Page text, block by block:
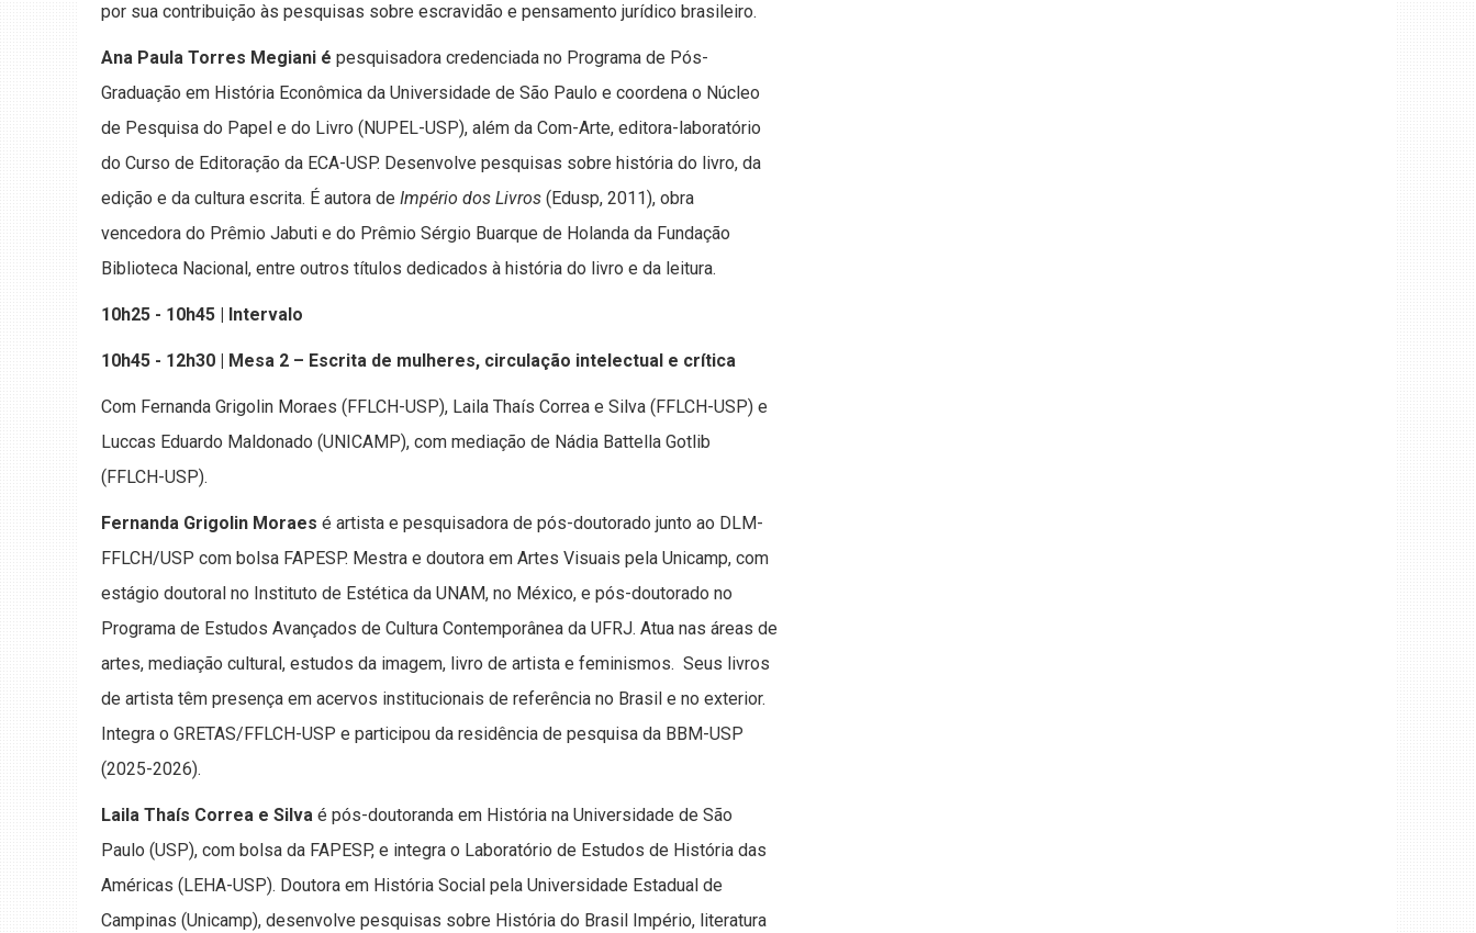
por sua contribuição às pesquisas sobre escravidão e pensamento jurídico brasileiro.
Ana Paula Torres Megiani é pesquisadora credenciada no Programa de Pós-
Graduação em História Econômica da Universidade de São Paulo e coordena o Núcleo
de Pesquisa do Papel e do Livro (NUPEL-USP), além da Com-Arte, editora-laboratório
do Curso de Editoração da ECA-USP. Desenvolve pesquisas sobre história do livro, da
edição e da cultura escrita. É autora de Império dos Livros (Edusp, 2011), obra
vencedora do Prêmio Jabuti e do Prêmio Sérgio Buarque de Holanda da Fundação
Biblioteca Nacional, entre outros títulos dedicados à história do livro e da leitura.
10h25 - 10h45 | Intervalo
10h45 - 12h30 | Mesa 2 – Escrita de mulheres, circulação intelectual e crítica
Com Fernanda Grigolin Moraes (FFLCH-USP), Laila Thaís Correa e Silva (FFLCH-USP) e
Luccas Eduardo Maldonado (UNICAMP), com mediação de Nádia Battella Gotlib
(FFLCH-USP).
Fernanda Grigolin Moraes é artista e pesquisadora de pós-doutorado junto ao DLM-
FFLCH/USP com bolsa FAPESP. Mestra e doutora em Artes Visuais pela Unicamp, com
estágio doutoral no Instituto de Estética da UNAM, no México, e pós-doutorado no
Programa de Estudos Avançados de Cultura Contemporânea da UFRJ. Atua nas áreas de
artes, mediação cultural, estudos da imagem, livro de artista e feminismos. Seus livros
de artista têm presença em acervos institucionais de referência no Brasil e no exterior.
Integra o GRETAS/FFLCH-USP e participou da residência de pesquisa da BBM-USP
(2025-2026).
Laila Thaís Correa e Silva é pós-doutoranda em História na Universidade de São
Paulo (USP), com bolsa da FAPESP, e integra o Laboratório de Estudos de História das
Américas (LEHA-USP). Doutora em História Social pela Universidade Estadual de
Campinas (Unicamp), desenvolve pesquisas sobre História do Brasil Império, literatura